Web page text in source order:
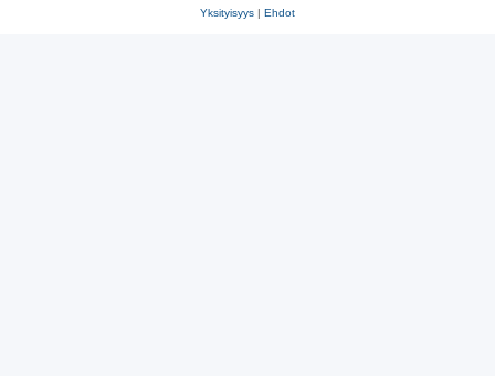
Yksityisyys | Ehdot